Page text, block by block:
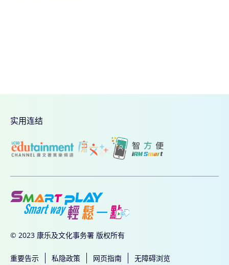
实用连结
© 2023 康乐及文化事务署 版权所有
重要告示 私隐政策 网页指南 无障碍浏览